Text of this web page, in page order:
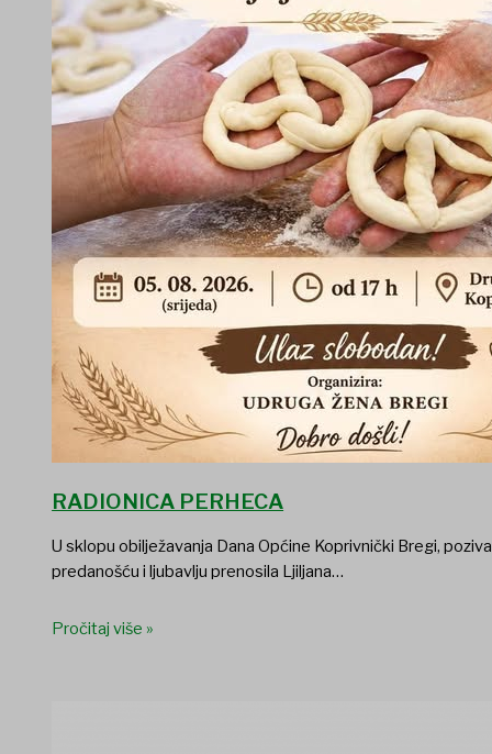
RADIONICA PERHECA
U sklopu obilježavanja Dana Općine Koprivnički Bregi,
predanošću i ljubavlju prenosila Ljiljana…
Pročitaj više »